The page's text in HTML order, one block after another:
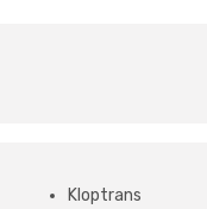
Kloptrans